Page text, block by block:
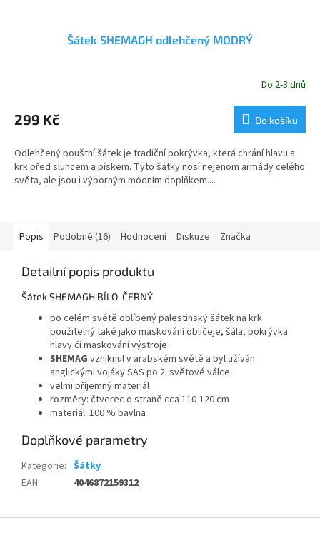
Šátek SHEMAGH odlehčený MODRÝ
Do 2-3 dnů
299 Kč Do košíku
Odlehčený pouštní šátek je tradiční pokrývka, která chrání hlavu a
krk před sluncem a pískem. Tyto šátky nosí nejenom armády celého
světa, ale jsou i výborným módním doplňkem....
Popis Podobné (16) Hodnocení Diskuze Značka
Detailní popis produktu
Šátek SHEMAGH BÍLO-ČERNÝ
po celém světě oblíbený palestinský šátek na krk
použitelný také jako maskování obličeje, šála, pokrývka
hlavy či maskování výstroje
SHEMAG vzniknul v arabském světě a byl užíván
anglickými vojáky SAS po 2. světové válce
velmi příjemný materiál
rozměry: čtverec o straně cca 110-120 cm
materiál: 100 % bavlna
Doplňkové parametry
Kategorie: Šátky
EAN: 4046872159312